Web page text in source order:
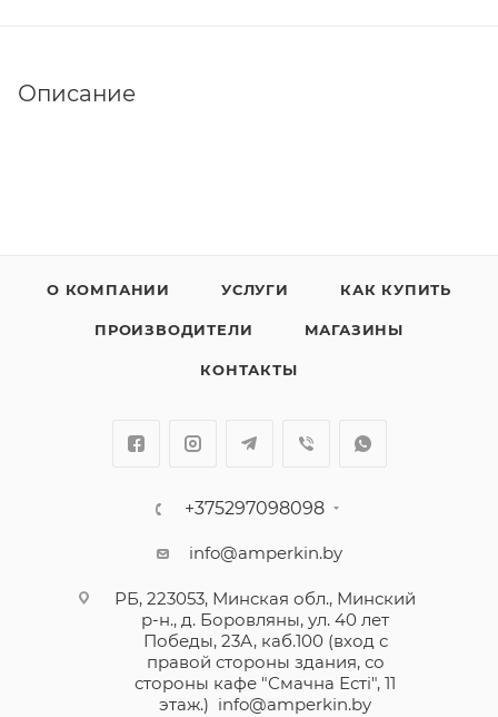
Описание
О КОМПАНИИ УСЛУГИ КАК КУПИТЬ
ПРОИЗВОДИТЕЛИ МАГАЗИНЫ
КОНТАКТЫ
+375297098098
info@amperkin.by
РБ, 223053, Минская обл., Минский
р-н., д. Боровляны, ул. 40 лет
Победы, 23А, каб.100 (вход с
правой стороны здания, со
стороны кафе "Смачна Естi", 11
этаж.) info@amperkin.by